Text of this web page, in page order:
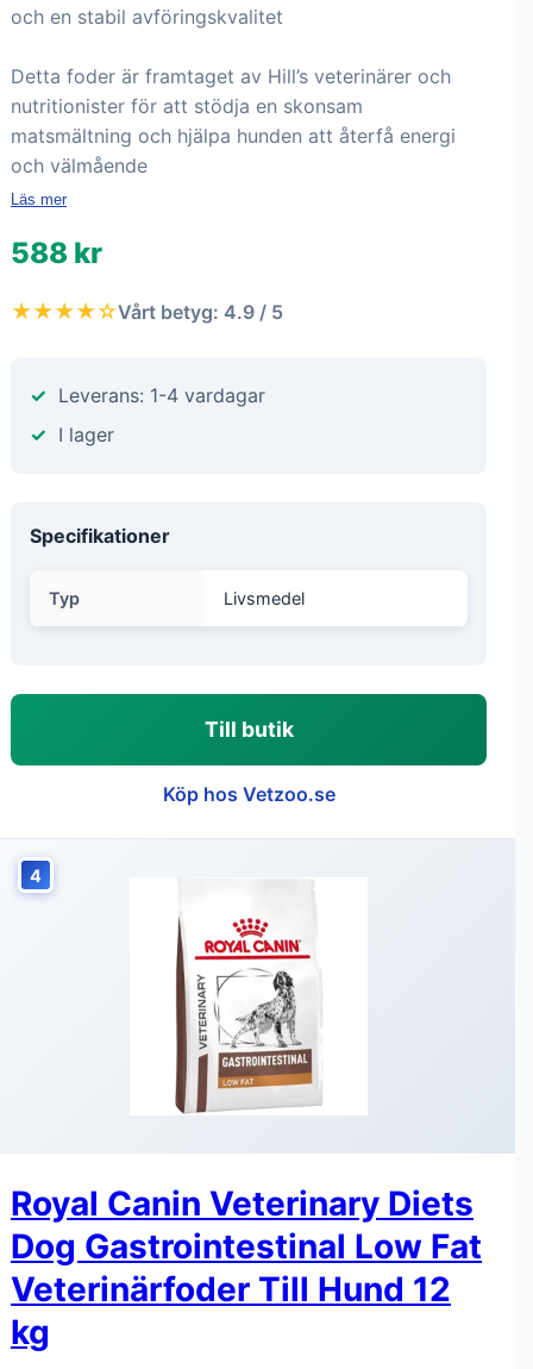
och en stabil avföringskvalitet
Detta foder är framtaget av Hill’s veterinärer och
nutritionister för att stödja en skonsam
matsmältning och hjälpa hunden att återfå energi
och välmående
Läs mer
588 kr
★★★★☆Vårt betyg: 4.9 / 5
Leverans: 1-4 vardagar
I lager
Specifikationer
Typ Livsmedel
Till butik
Köp hos Vetzoo.se
4
Royal Canin Veterinary Diets
Dog Gastrointestinal Low Fat
Veterinärfoder Till Hund 12
kg